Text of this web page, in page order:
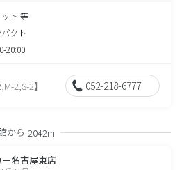
ト 等
クト
20:00
2,S-2】 052-218-6777
から 2042m
名古屋東店